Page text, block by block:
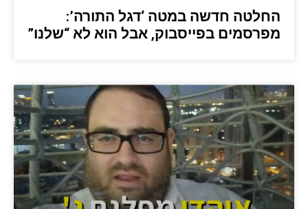
החלטה חדשה במטה ‘דגל התורה’:
מפרסמים בפייסבוק, אבל הוא לא “שלנו”